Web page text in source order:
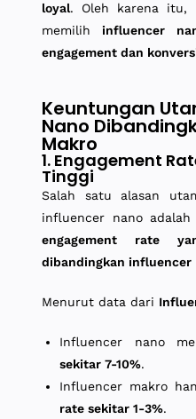
loyal. Oleh karena itu,
memilihinfluencer
engagement dan
Keuntungan
Nano
Makro
1. Engagement
Tinggi
Salah satu alasan
influencer nano
engagement rate
dibandingkan influencer
Menurut data dari
Influencer nano
sekitar 7-10%.
Influencer makro
rate sekitar 1-3%.